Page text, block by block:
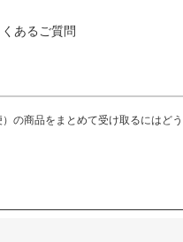
くあるご質問
の商品をまとめて受け取るにはど